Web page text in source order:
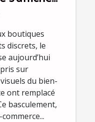
?
boutiques
discrets, le
aujourd’hui
sur
du bien-
ont remplacé
basculement,